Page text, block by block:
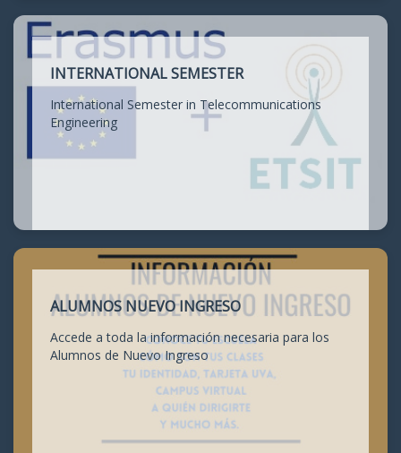
INTERNATIONAL SEMESTER
International Semester in Telecommunications
Engineering
ALUMNOS NUEVO INGRESO
Accede a toda la información necesaria para los
Alumnos de Nuevo Ingreso